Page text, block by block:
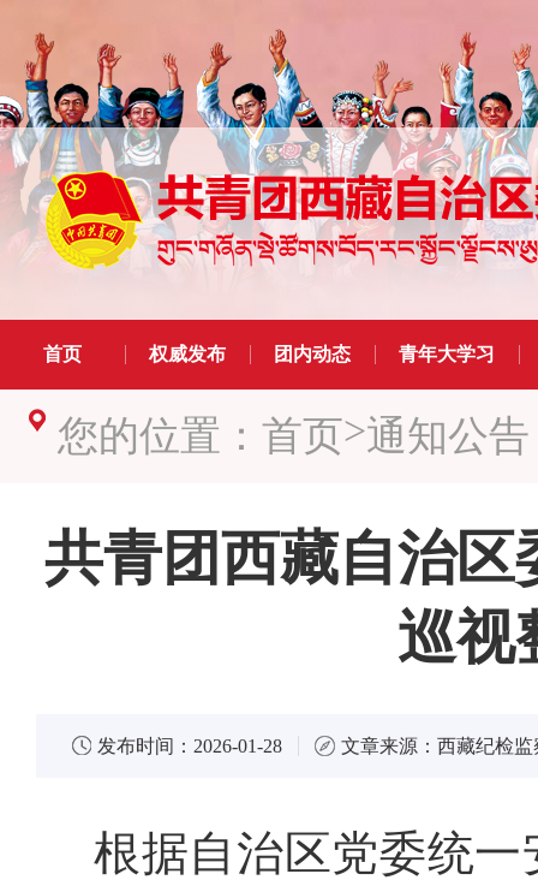
首页 权威发布 团内动态 青年大学习
您的位置： 首页>通知公告
共青团西藏自治
巡视
发布时间： 2026-01-28 文章来源： 西藏纪检监
根据自治区党委统一